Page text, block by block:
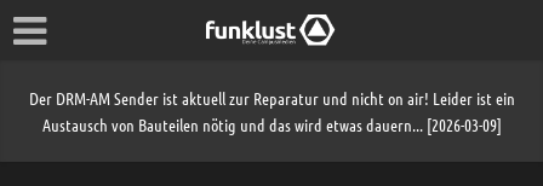
Der DRM-AM Sender ist aktuell zur Reparatur und nicht on air! Leider ist ein
Austausch von Bauteilen nötig und das wird etwas dauern... [2026-03-09]